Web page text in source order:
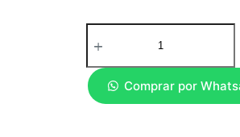
Comprar por